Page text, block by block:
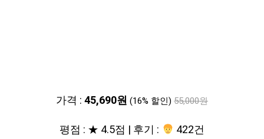
가격 :45,690원 (16% 할인) 55,000원
평점 : ★ 4.5점 | 후기 : 422건